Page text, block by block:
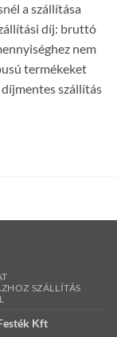
a szállítása
díj: bruttó
nem
termékeket
díjmentes szállítás
SZÁLLÍTÁS
Kft